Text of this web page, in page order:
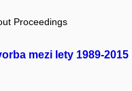
Proceedings
mezi lety 1989-2015